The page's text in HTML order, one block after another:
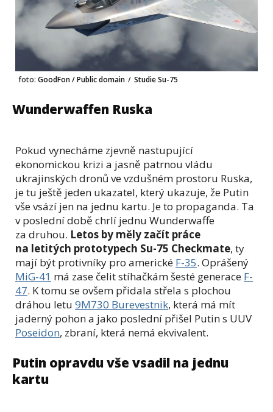
foto: GoodFon / Public domain / Studie Su-75
Wunderwaffen Ruska
Pokud vynecháme zjevně nastupující
ekonomickou krizi a jasně patrnou vládu
ukrajinských dronů ve vzdušném prostoru Ruska,
je tu ještě jeden ukazatel, který ukazuje, že Putin
vše vsází jen na jednu kartu. Je to propaganda. Ta
v poslední době chrlí jednu Wunderwaffe
za druhou. Letos by měly začít práce
na letitých prototypech Su-75 Checkmate, ty
mají být protivníky pro americké F-35. Oprášený
MiG-41 má zase čelit stíhačkám šesté generace F-
47. K tomu se ovšem přidala střela s plochou
dráhou letu 9M730 Burevestnik, která má mít
jaderný pohon a jako poslední přišel Putin s UUV
Poseidon, zbraní, která nemá ekvivalent.
Putin opravdu vše vsadil na jednu
kartu